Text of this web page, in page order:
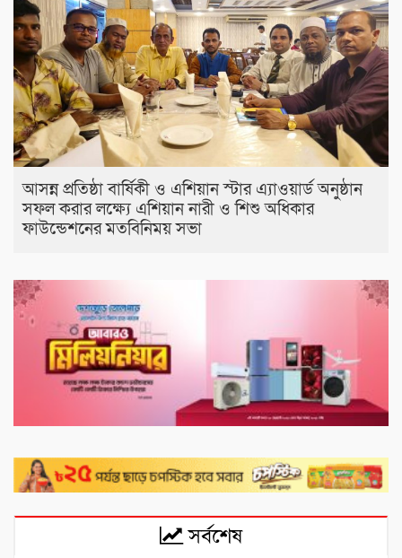
আসন্ন প্রতিষ্ঠা বার্ষিকী ও এশিয়ান স্টার এ‍্যাওয়ার্ড অনুষ্ঠান
সফল করার লক্ষ্যে এশিয়ান নারী ও শিশু অধিকার
ফাউন্ডেশনের মতবিনিময় সভা
সর্বশেষ